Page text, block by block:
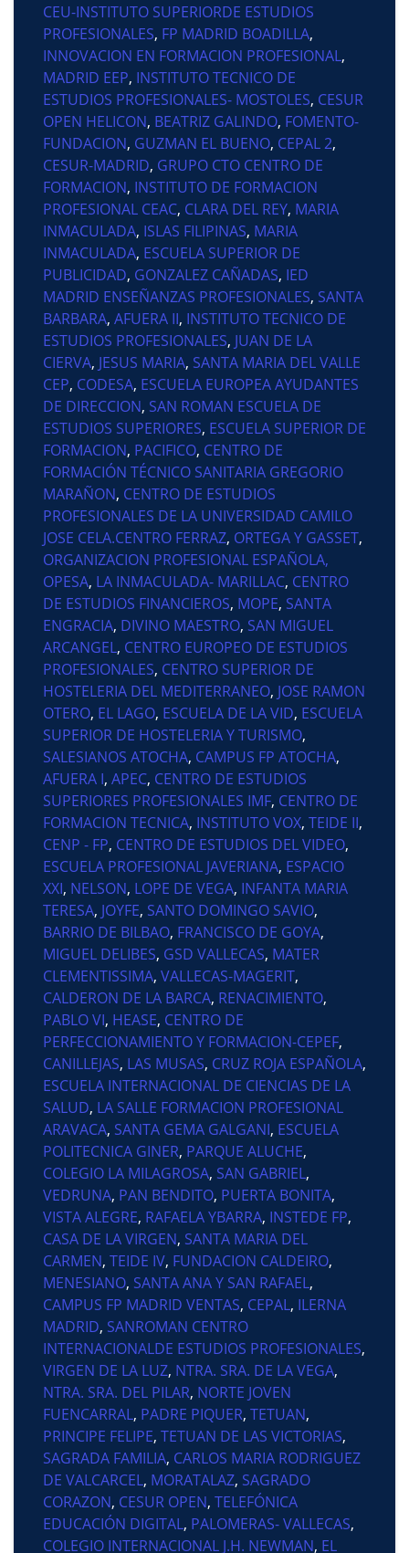
CEU-INSTITUTO SUPERIORDE ESTUDIOS
PROFESIONALES, FP MADRID BOADILLA,
INNOVACION EN FORMACION PROFESIONAL,
MADRID EEP, INSTITUTO TECNICO DE
ESTUDIOS PROFESIONALES- MOSTOLES, CESUR
OPEN HELICON, BEATRIZ GALINDO, FOMENTO-
FUNDACION, GUZMAN EL BUENO, CEPAL 2,
CESUR-MADRID, GRUPO CTO CENTRO DE
FORMACION, INSTITUTO DE FORMACION
PROFESIONAL CEAC, CLARA DEL REY, MARIA
INMACULADA, ISLAS FILIPINAS, MARIA
INMACULADA, ESCUELA SUPERIOR DE
PUBLICIDAD, GONZALEZ CAÑADAS, IED
MADRID ENSEÑANZAS PROFESIONALES, SANTA
BARBARA, AFUERA II, INSTITUTO TECNICO DE
ESTUDIOS PROFESIONALES, JUAN DE LA
CIERVA, JESUS MARIA, SANTA MARIA DEL VALLE
CEP, CODESA, ESCUELA EUROPEA AYUDANTES
DE DIRECCION, SAN ROMAN ESCUELA DE
ESTUDIOS SUPERIORES, ESCUELA SUPERIOR DE
FORMACION, PACIFICO, CENTRO DE
FORMACIÓN TÉCNICO SANITARIA GREGORIO
MARAÑON, CENTRO DE ESTUDIOS
PROFESIONALES DE LA UNIVERSIDAD CAMILO
JOSE CELA.CENTRO FERRAZ, ORTEGA Y GASSET,
ORGANIZACION PROFESIONAL ESPAÑOLA,
OPESA, LA INMACULADA- MARILLAC, CENTRO
DE ESTUDIOS FINANCIEROS, MOPE, SANTA
ENGRACIA, DIVINO MAESTRO, SAN MIGUEL
ARCANGEL, CENTRO EUROPEO DE ESTUDIOS
PROFESIONALES, CENTRO SUPERIOR DE
HOSTELERIA DEL MEDITERRANEO, JOSE RAMON
OTERO, EL LAGO, ESCUELA DE LA VID, ESCUELA
SUPERIOR DE HOSTELERIA Y TURISMO,
SALESIANOS ATOCHA, CAMPUS FP ATOCHA,
AFUERA I, APEC, CENTRO DE ESTUDIOS
SUPERIORES PROFESIONALES IMF, CENTRO DE
FORMACION TECNICA, INSTITUTO VOX, TEIDE II,
CENP - FP, CENTRO DE ESTUDIOS DEL VIDEO,
ESCUELA PROFESIONAL JAVERIANA, ESPACIO
XXI, NELSON, LOPE DE VEGA, INFANTA MARIA
TERESA, JOYFE, SANTO DOMINGO SAVIO,
BARRIO DE BILBAO, FRANCISCO DE GOYA,
MIGUEL DELIBES, GSD VALLECAS, MATER
CLEMENTISSIMA, VALLECAS-MAGERIT,
CALDERON DE LA BARCA, RENACIMIENTO,
PABLO VI, HEASE, CENTRO DE
PERFECCIONAMIENTO Y FORMACION-CEPEF,
CANILLEJAS, LAS MUSAS, CRUZ ROJA ESPAÑOLA,
ESCUELA INTERNACIONAL DE CIENCIAS DE LA
SALUD, LA SALLE FORMACION PROFESIONAL
ARAVACA, SANTA GEMA GALGANI, ESCUELA
POLITECNICA GINER, PARQUE ALUCHE,
COLEGIO LA MILAGROSA, SAN GABRIEL,
VEDRUNA, PAN BENDITO, PUERTA BONITA,
VISTA ALEGRE, RAFAELA YBARRA, INSTEDE FP,
CASA DE LA VIRGEN, SANTA MARIA DEL
CARMEN, TEIDE IV, FUNDACION CALDEIRO,
MENESIANO, SANTA ANA Y SAN RAFAEL,
CAMPUS FP MADRID VENTAS, CEPAL, ILERNA
MADRID, SANROMAN CENTRO
INTERNACIONALDE ESTUDIOS PROFESIONALES,
VIRGEN DE LA LUZ, NTRA. SRA. DE LA VEGA,
NTRA. SRA. DEL PILAR, NORTE JOVEN
FUENCARRAL, PADRE PIQUER, TETUAN,
PRINCIPE FELIPE, TETUAN DE LAS VICTORIAS,
SAGRADA FAMILIA, CARLOS MARIA RODRIGUEZ
DE VALCARCEL, MORATALAZ, SAGRADO
CORAZON, CESUR OPEN, TELEFÓNICA
EDUCACIÓN DIGITAL, PALOMERAS- VALLECAS,
COLEGIO INTERNACIONAL J.H. NEWMAN, EL